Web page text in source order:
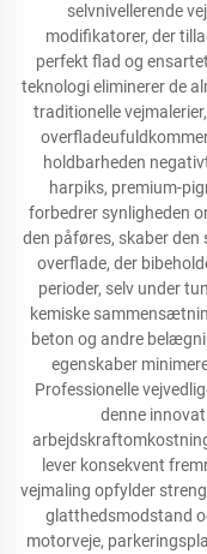
selvnivellerende
modifikatorer, der
perfekt flad og
teknologi eliminerer de
traditionelle
holdbarheden
harpiks, premium-
forbedrer synligheden
den påføres, skaber den
overflade, der
perioder, selv under
kemiske
beton og andre
egenskaber
Professionelle
denne
lever konsekvent
vejmaling opfylder
glatthedsmodstand
motorveje,